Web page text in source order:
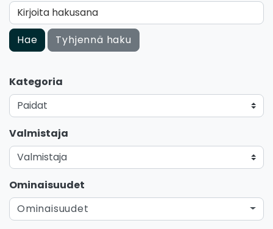
Kirjoita hakusana
Hae Tyhjennä haku
Kategoria
Valmistaja
Ominaisuudet
Ominaisuudet